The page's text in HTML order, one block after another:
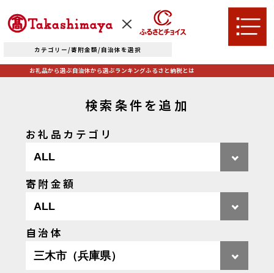
カテゴリー/寄附金額/自治体を選択
お礼品から選ぶ
果物類 エビ・カニ等
自治体から選ぶ
お礼品から選ぶ自治体から選ぶランキングふるさと納税とは
検索条件を追加
お礼品カテゴリ
寄附金額
自治体